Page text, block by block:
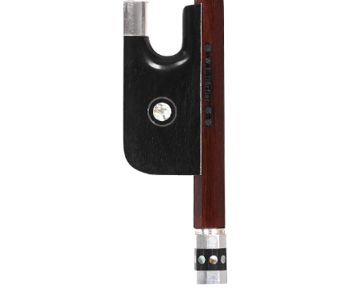
Ordini
Preferiti
Violini bambini
Archetti violino
Archetti violoncello
Accessori
CV Selectio